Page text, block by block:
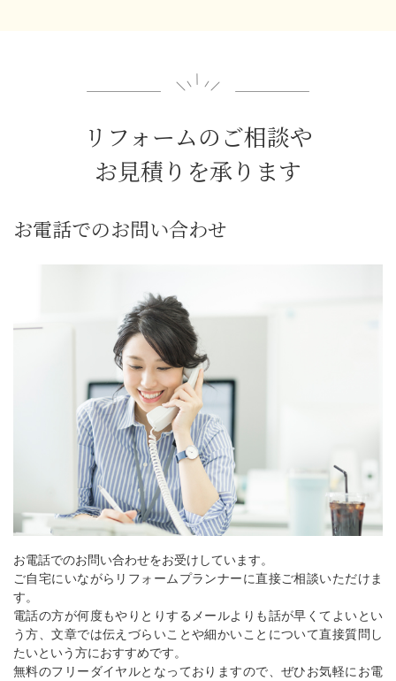
リフォームのご相談や
お見積りを承ります
お電話でのお問い合わせ
お電話でのお問い合わせをお受けしています。
ご自宅にいながらリフォームプランナーに直接ご相談いただけま
す。
電話の方が何度もやりとりするメールよりも話が早くてよいとい
う方、文章では伝えづらいことや細かいことについて直接質問し
たいという方におすすめです。
無料のフリーダイヤルとなっておりますので、ぜひお気軽にお電